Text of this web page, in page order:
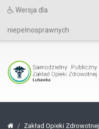
Wersja dla
niepełnosprawnych
Zakład Opieki Zdrowotnej